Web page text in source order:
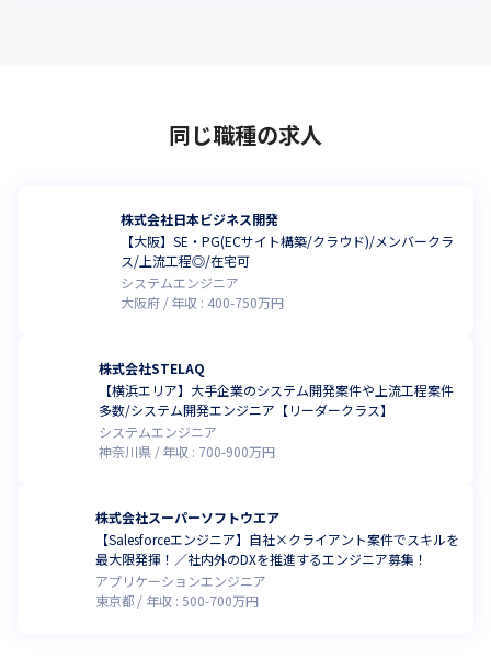
同じ職種の求人
株式会社日本ビジネス開発
【大阪】SE・PG(ECサイト構築/クラウド)/メンバークラ
ス/上流工程◎/在宅可
システムエンジニア
大阪府
年収 : 400-750万円
株式会社STELAQ
【横浜エリア】大手企業のシステム開発案件や上流工程案件
多数/システム開発エンジニア【リーダークラス】
システムエンジニア
神奈川県
年収 : 700-900万円
株式会社スーパーソフトウエア
【Salesforceエンジニア】自社×クライアント案件でスキルを
最大限発揮！／社内外のDXを推進するエンジニア募集！
アプリケーションエンジニア
東京都
年収 : 500-700万円